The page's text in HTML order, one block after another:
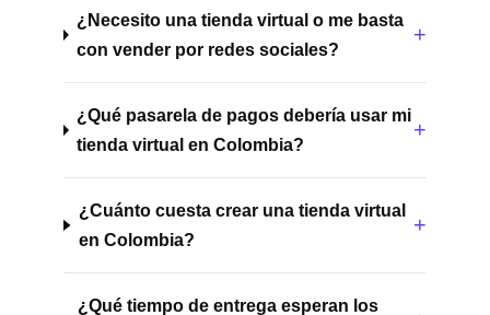
¿Necesito una tienda virtual o me basta
con vender por redes sociales?
¿Qué pasarela de pagos debería usar mi
tienda virtual en Colombia?
¿Cuánto cuesta crear una tienda virtual
en Colombia?
¿Qué tiempo de entrega esperan los